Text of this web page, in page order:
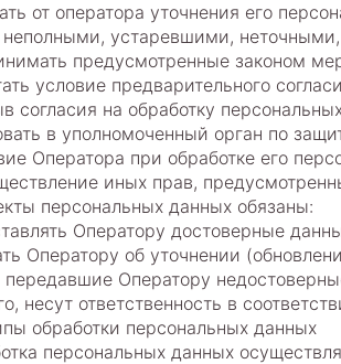
от оператора уточнения его
неполными, устаревшими,
предусмотренные законом
условие предварительного
согласия на обработку
в уполномоченный орган по
Оператора при обработке его
иных прав,
персональных данных обязаны:
Оператору достоверные
Оператору об уточнении
Оператору
несут ответственность в
обработки персональных данных
персональных данных